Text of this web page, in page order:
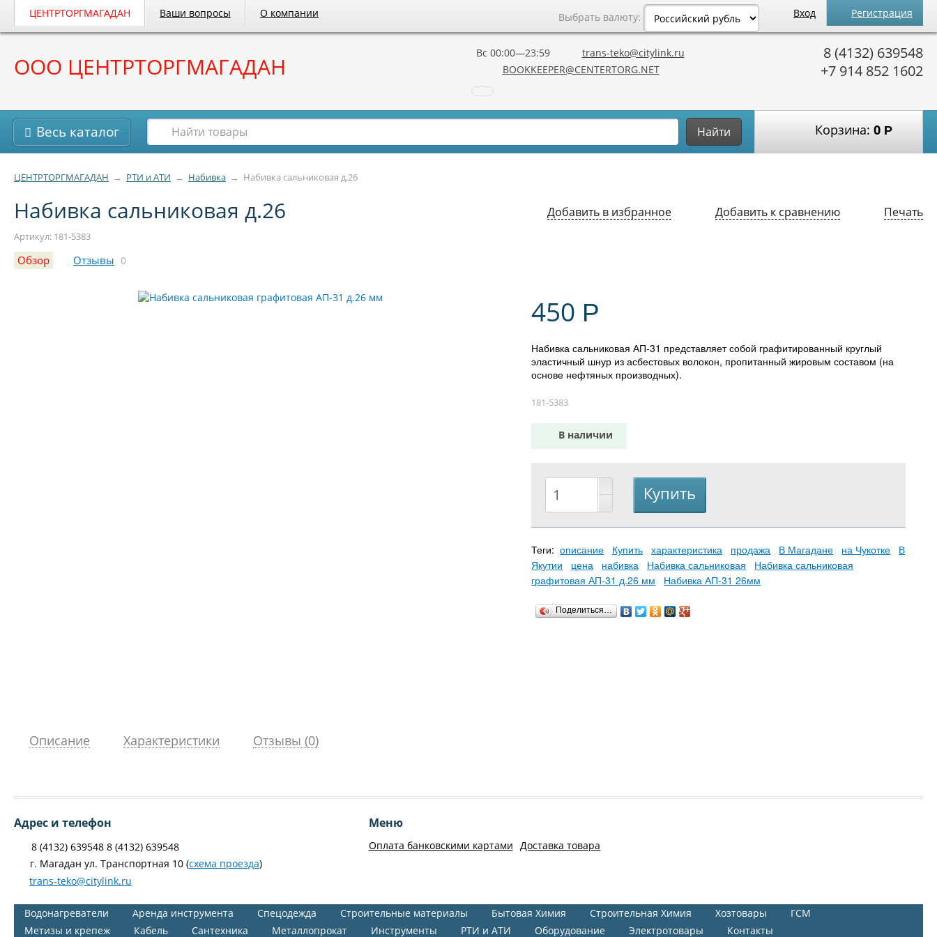
ЦЕНТРТОРГМАГАДАН Ваши вопросы О компании Вход Регистрация
Выбрать валюту:
ООО ЦЕНТРТОРГМАГАДАН
8 (4132) 639548
+7 914 852 1602
Вс 00:00—23:59
trans-teko@citylink.ru
BOOKKEEPER@CENTERTORG.NET
Корзина: 0 Р
Весь каталог Найти
ЦЕНТРТОРГМАГАДАН → РТИ и АТИ → Набивка → Набивка сальниковая д.26
Набивка сальниковая д.26
Артикул: 181-5383
Добавить в избранное Добавить к сравнению Печать
Обзор Отзывы 0
450 Р
Набивка сальниковая АП-31 представляет собой графитированный круглый
эластичный шнур из асбестовых волокон, пропитанный жировым составом (на
основе нефтяных производных).
181-5383
В наличии
Теги: описание Купить характеристика продажа В Магадане на Чукотке
В
Якутии
цена набивка Набивка сальниковая
Набивка сальниковая
графитовая АП-31 д.26 мм
Набивка АП-31 26мм
Поделиться…
Описание Характеристики Отзывы (0)
Адрес и телефон
8 (4132) 639548 8 (4132) 639548
г. Магадан ул. Транспортная 10 (схема проезда)
trans-teko@citylink.ru
Меню
Оплата банковскими картами Доставка товара
Водонагреватели Аренда инструмента Спецодежда Строительные материалы Бытовая Химия Строительная Химия Хозтовары
ГСМ
Метизы и крепеж
Кабель Сантехника Металлопрокат Инструменты РТИ и АТИ Оборудование Электротовары Контакты